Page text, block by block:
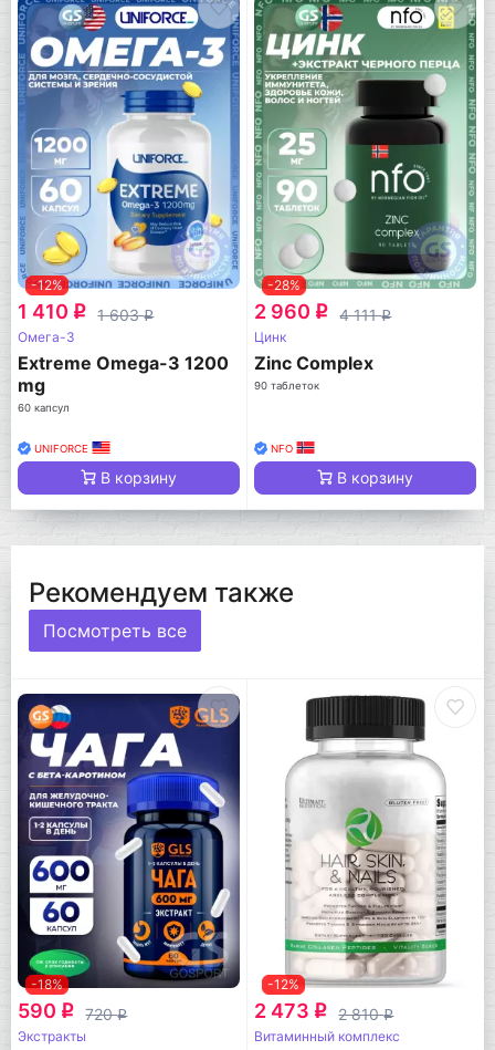
-12%
1 410 q 1 603q
Омега-3
Extreme Omega-3 1200
mg
60 капсул
UNIFORCE
В корзину
-28%
2 960 q 4 111q
Цинк
Zinc Complex
90 таблеток
NFO
В корзину
Рекомендуем также
Посмотреть все
-18%
590 q 720q
Экстракты
-12%
2 473 q 2 810q
Витаминный комплекс